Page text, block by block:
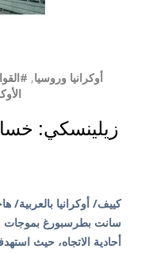
#أوكرانيا وروسيا,
كييف/ أوكرانيا بالعربية/
سانت بطرسبورغ بموجات